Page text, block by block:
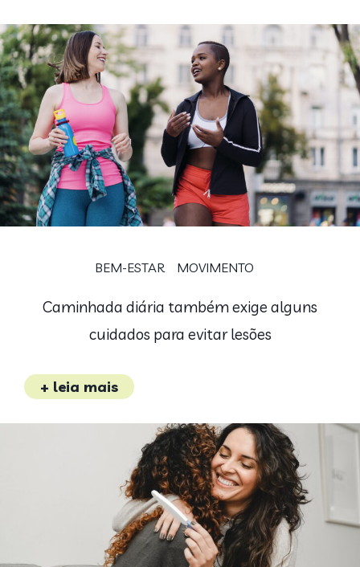
BEM-ESTAR MOVIMENTO
Caminhada diária também exige alguns
cuidados para evitar lesões
+ leia mais